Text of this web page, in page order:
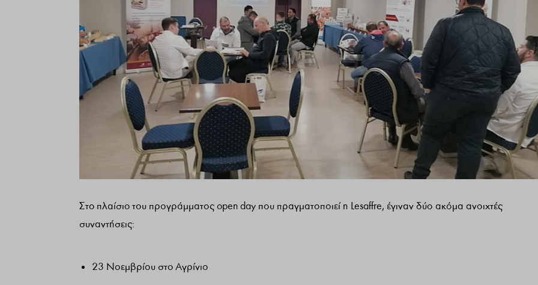
Στo πλαίσιo του προγράμματος open day που πραγματοποιεί η Lesaffre, έγιναν δύο ακόμα ανοιχτές
συναντήσεις:
23 Νοεμβρίου στo Αγρίνιο